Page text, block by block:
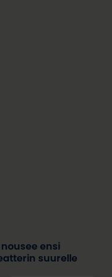
ensi
suurelle